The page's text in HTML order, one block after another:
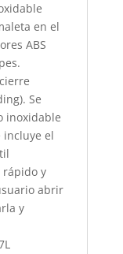
en el
ABS
Se
inoxidable
incluye el
rápido y
abrir
y